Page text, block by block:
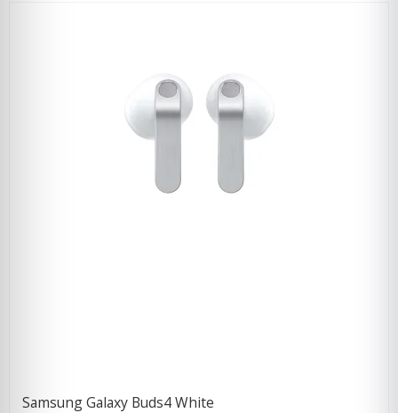
Samsung Galaxy Buds4 White